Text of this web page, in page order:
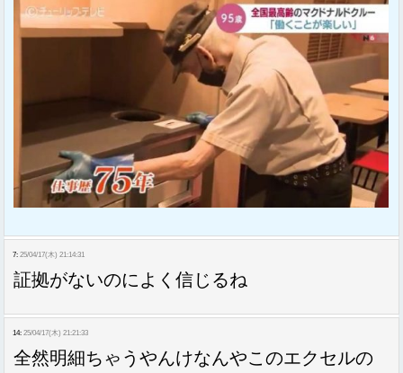
7: 25/04/17(木) 21:14:31
証拠がないのによく信じるね
14: 25/04/17(木) 21:21:33
全然明細ちゃうやんけなんやこのエクセルの